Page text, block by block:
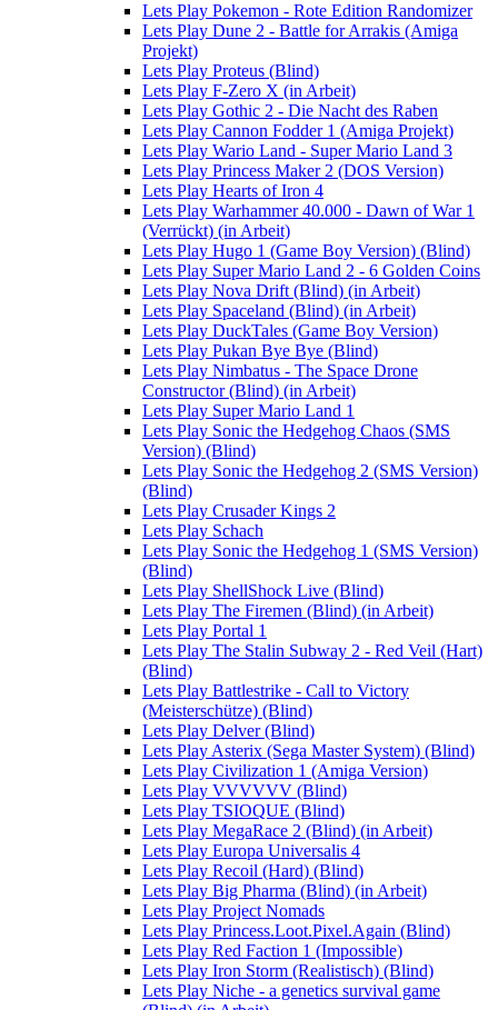
Lets Play Pokemon - Rote Edition Randomizer
Lets Play Dune 2 - Battle for Arrakis (Amiga
Projekt)
Lets Play Proteus (Blind)
Lets Play F-Zero X (in Arbeit)
Lets Play Gothic 2 - Die Nacht des Raben
Lets Play Cannon Fodder 1 (Amiga Projekt)
Lets Play Wario Land - Super Mario Land 3
Lets Play Princess Maker 2 (DOS Version)
Lets Play Hearts of Iron 4
Lets Play Warhammer 40.000 - Dawn of War 1
(Verrückt) (in Arbeit)
Lets Play Hugo 1 (Game Boy Version) (Blind)
Lets Play Super Mario Land 2 - 6 Golden Coins
Lets Play Nova Drift (Blind) (in Arbeit)
Lets Play Spaceland (Blind) (in Arbeit)
Lets Play DuckTales (Game Boy Version)
Lets Play Pukan Bye Bye (Blind)
Lets Play Nimbatus - The Space Drone
Constructor (Blind) (in Arbeit)
Lets Play Super Mario Land 1
Lets Play Sonic the Hedgehog Chaos (SMS
Version) (Blind)
Lets Play Sonic the Hedgehog 2 (SMS Version)
(Blind)
Lets Play Crusader Kings 2
Lets Play Schach
Lets Play Sonic the Hedgehog 1 (SMS Version)
(Blind)
Lets Play ShellShock Live (Blind)
Lets Play The Firemen (Blind) (in Arbeit)
Lets Play Portal 1
Lets Play The Stalin Subway 2 - Red Veil (Hart)
(Blind)
Lets Play Battlestrike - Call to Victory
(Meisterschütze) (Blind)
Lets Play Delver (Blind)
Lets Play Asterix (Sega Master System) (Blind)
Lets Play Civilization 1 (Amiga Version)
Lets Play VVVVVV (Blind)
Lets Play TSIOQUE (Blind)
Lets Play MegaRace 2 (Blind) (in Arbeit)
Lets Play Europa Universalis 4
Lets Play Recoil (Hard) (Blind)
Lets Play Big Pharma (Blind) (in Arbeit)
Lets Play Project Nomads
Lets Play Princess.Loot.Pixel.Again (Blind)
Lets Play Red Faction 1 (Impossible)
Lets Play Iron Storm (Realistisch) (Blind)
Lets Play Niche - a genetics survival game